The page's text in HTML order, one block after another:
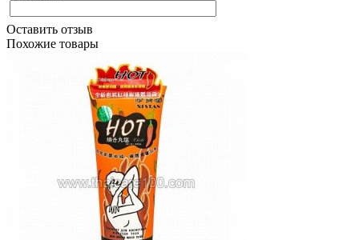
Оставить отзыв
Похожие товары